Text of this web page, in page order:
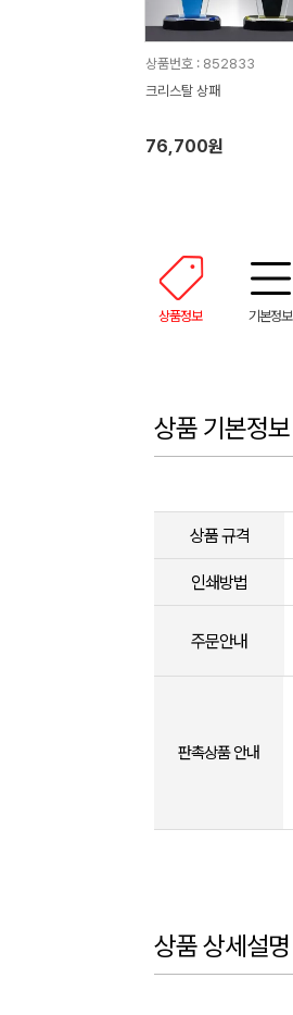
상품번호 : 852833
크리스탈 상패
76,700원
상품정보 기본정보
상품 기본정보
상품 규격
인쇄방법
주문안내
판촉상품 안내
상품 상세설명